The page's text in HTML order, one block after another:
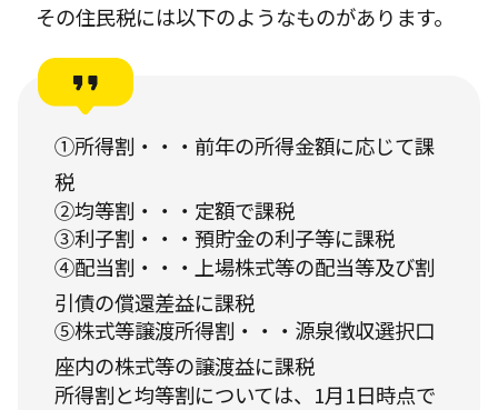
その住民税には以下のようなものがあります。
①所得割・・・前年の所得金額に応じて課
税
②均等割・・・定額で課税
③利子割・・・預貯金の利子等に課税
④配当割・・・上場株式等の配当等及び割
引債の償還差益に課税
⑤株式等譲渡所得割・・・源泉徴収選択口
座内の株式等の譲渡益に課税
所得割と均等割については、1月1日時点で